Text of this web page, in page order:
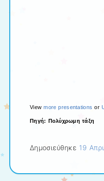
Viewmore presentations or
Πηγή: Πολύχρωμη τάξη
Δημοσιεύθηκε 19